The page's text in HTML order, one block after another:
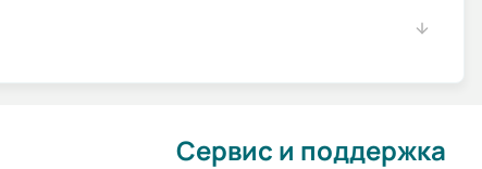
Сервис и поддержка